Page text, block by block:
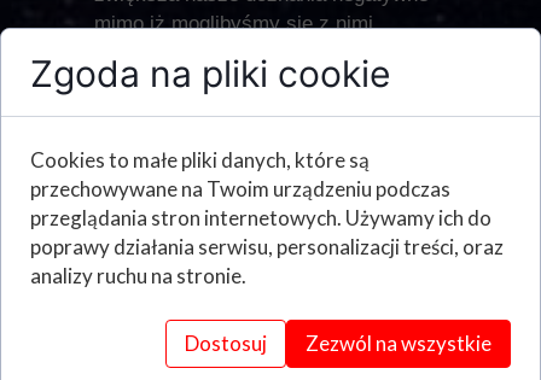
mimo iż moglibyśmy się z nimi
Osoba przypisana do Piątku Kielichów
jest osobą często zamkniętą w sobie,
osobą która uważa że nic jej nie
wychodzi ogólnie bądź w ostatnim
czasie, taką osobę można powiązać z
depresją, widzi ona wszystko w
wokół tej osoby nie są aż tak
tragiczne.
Zgoda na pliki cookie
Cookies to małe pliki danych, które są
przechowywane na Twoim urządzeniu podczas
przeglądania stron internetowych. Używamy ich do
poprawy działania serwisu, personalizacji treści, oraz
analizy ruchu na stronie.
Dostosuj Zezwól na wszystkie